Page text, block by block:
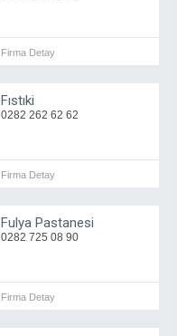
Firma Detay
Fıstıki
0282 262 62 62
Firma Detay
Fulya Pastanesi
0282 725 08 90
Firma Detay